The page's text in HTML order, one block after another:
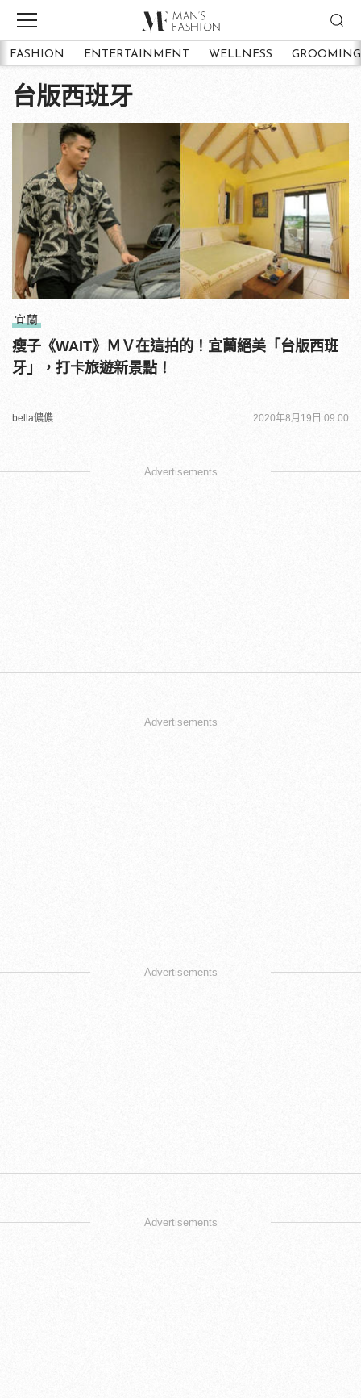
FASHION ENTERTAINMENT WELLNESS GROOMING
台版西班牙
宜蘭
瘦子《WAIT》ＭＶ在這拍的！宜蘭絕美「台版西班
牙」，打卡旅遊新景點！
bella儂儂 2020年8月19日 09:00
Advertisements
Advertisements
Advertisements
Advertisements